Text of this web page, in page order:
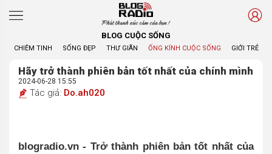
Phát thanh xúc cảm của bạn !
BLOG CUỘC SỐNG
CHIÊM TINH SỐNG ĐẸP THƯ GIÃN ỐNG KÍNH CUỘC SỐNG GIỚI TRẺ
Hãy trở thành phiên bản tốt nhất của chính mình
2024-06-28 15:55
Tác giả: Do.ah020
blogradio.vn - Trở thành phiên bản tốt nhất của